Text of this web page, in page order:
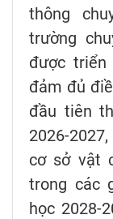
thông
trường
được
đảm đủ
đầu tiên
2026-
cơ sở vật
trong các
học 2028-